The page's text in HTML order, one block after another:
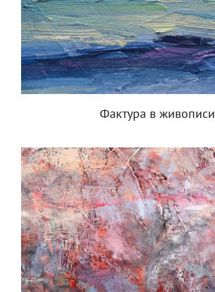
Фактура в живописи